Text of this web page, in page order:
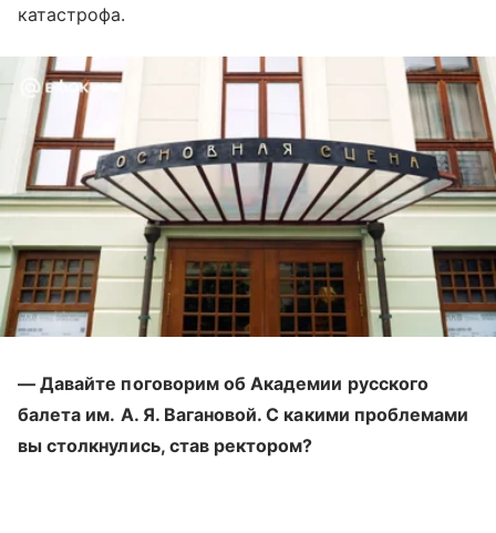
катастрофа.
— Давайте поговорим об Академии русского
балета им. А. Я. Вагановой. С какими проблемами
вы столкнулись, став ректором?